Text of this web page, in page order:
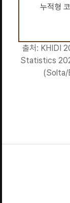
누적형
출처: KHIDI
Statistics
(Solta/